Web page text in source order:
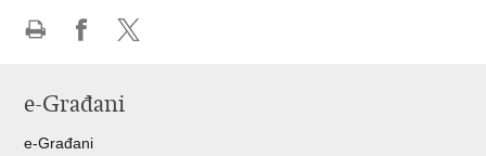
FacebookuTwitteru
e-Građani
e-Građani